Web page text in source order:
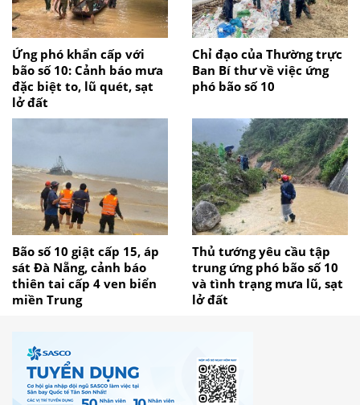
Ứng phó khẩn cấp với
bão số 10: Cảnh báo mưa
đặc biệt to, lũ quét, sạt
lở đất
Chỉ đạo của Thường trực
Ban Bí thư về việc ứng
phó bão số 10
Bão số 10 giật cấp 15, áp
sát Đà Nẵng, cảnh báo
thiên tai cấp 4 ven biển
miền Trung
Thủ tướng yêu cầu tập
trung ứng phó bão số 10
và tình trạng mưa lũ, sạt
lở đất